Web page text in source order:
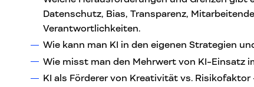
Datenschutz, Bias, Transparenz,
Verantwortlichkeiten.
Wie kann man KI in den eigenen Strategien
Wie misst man den Mehrwert von KI-Einsatz
KI als Förderer von Kreativität vs. Risikofaktor